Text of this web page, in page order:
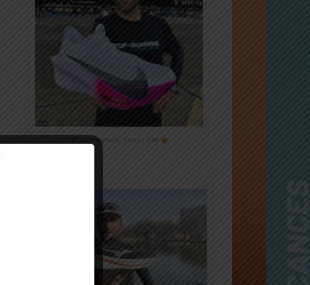
Nike Alphafly 3 chez T4R